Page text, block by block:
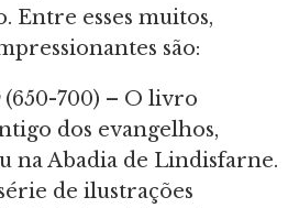
Entre esses muitos,
são:
(650-700) – O livro
dos evangelhos,
na Abadia de Lindisfarne.
de ilustrações